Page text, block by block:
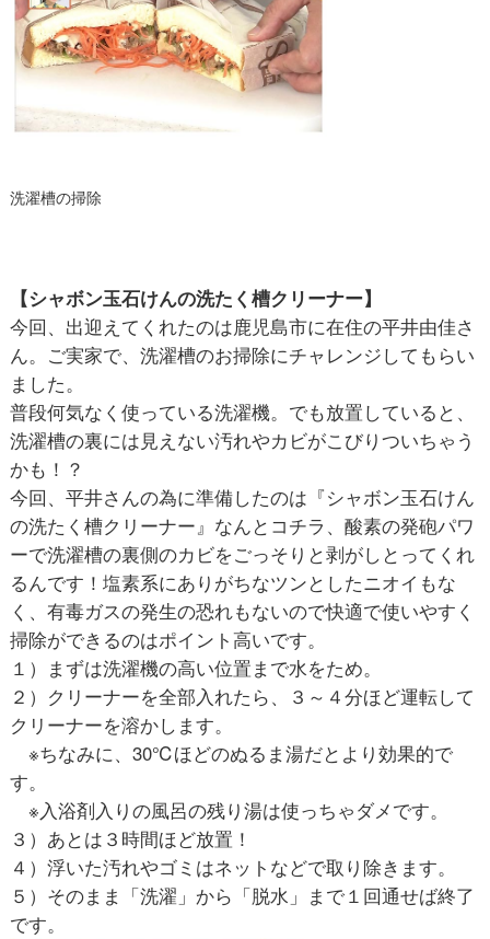
洗濯槽の掃除
【シャボン玉石けんの洗たく槽クリーナー】
今回、出迎えてくれたのは鹿児島市に在住の平井由佳さ
ん。ご実家で、洗濯槽のお掃除にチャレンジしてもらい
ました。
普段何気なく使っている洗濯機。でも放置していると、
洗濯槽の裏には見えない汚れやカビがこびりついちゃう
かも！？
今回、平井さんの為に準備したのは『シャボン玉石けん
の洗たく槽クリーナー』なんとコチラ、酸素の発砲パワ
ーで洗濯槽の裏側のカビをごっそりと剥がしとってくれ
るんです！塩素系にありがちなツンとしたニオイもな
く、有毒ガスの発生の恐れもないので快適で使いやすく
掃除ができるのはポイント高いです。
１）まずは洗濯機の高い位置まで水をため。
２）クリーナーを全部入れたら、３～４分ほど運転して
クリーナーを溶かします。
※ちなみに、30℃ほどのぬるま湯だとより効果的で
す。
※入浴剤入りの風呂の残り湯は使っちゃダメです。
３）あとは３時間ほど放置！
４）浮いた汚れやゴミはネットなどで取り除きます。
５）そのまま「洗濯」から「脱水」まで１回通せば終了
です。